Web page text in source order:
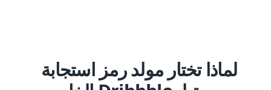
لماذا تختار مولد رمز استجابة